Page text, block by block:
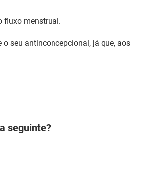
fluxo menstrual.
seu antinconcepcional, já que, aos
seguinte?